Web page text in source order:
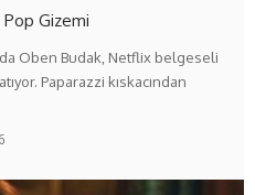
Pop Gizemi
Oben Budak, Netflix belgeseli
Paparazzi kıskacından